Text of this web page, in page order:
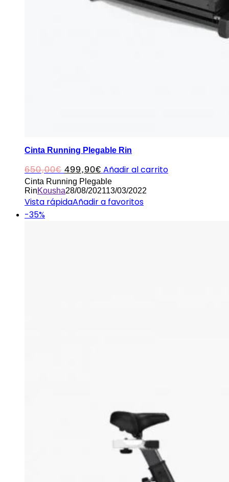
Cinta Running Plegable Rin
650,00€ El
precio
original
499,90€ El
precio
actual
Añadir al carrito
Cinta Running Plegable
RinKousha28/08/202113/03/2022
Vista rápidaAñadir a favoritos
-35%